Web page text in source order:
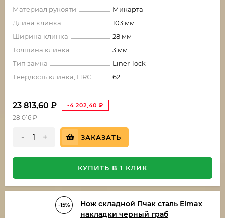
Материал рукояти
Микарта
Длина клинка
103 мм
Ширина клинка
28 мм
Толщина клинка
3 мм
Тип замка
Liner-lock
Твёрдость клинка, HRC
62
23 813,60 ₽ -4 202,40 ₽
28 016₽
- + ЗАКАЗАТЬ
КУПИТЬ В 1 КЛИК
-15%
Нож складной Пчак сталь Elmax
накладки черный граб